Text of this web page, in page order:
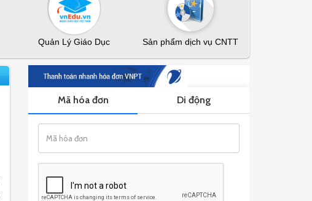
Quản Lý Giáo Dục Sản phẩm dịch vụ CNTT